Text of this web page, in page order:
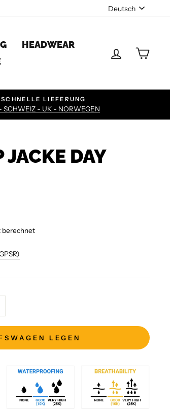
Deutsch
HEADWEAR
SCHNELLE LIEFERUNG
SCHWEIZ - UK - NORWEGEN
JACKE DAY
berechnet
LEGEN